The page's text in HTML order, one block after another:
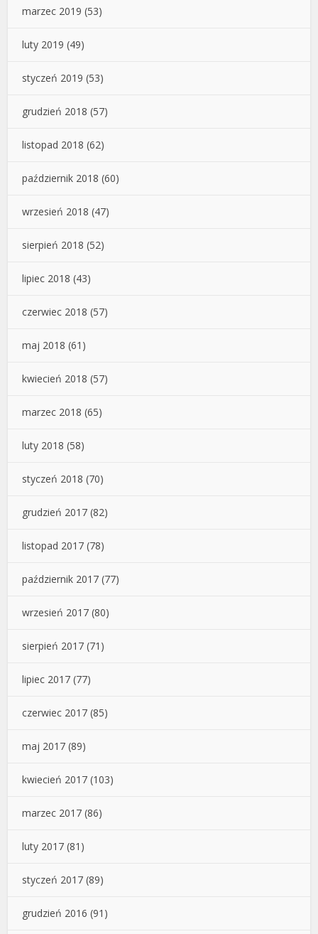
marzec 2019 (53)
luty 2019 (49)
styczeń 2019 (53)
grudzień 2018 (57)
listopad 2018 (62)
październik 2018 (60)
wrzesień 2018 (47)
sierpień 2018 (52)
lipiec 2018 (43)
czerwiec 2018 (57)
maj 2018 (61)
kwiecień 2018 (57)
marzec 2018 (65)
luty 2018 (58)
styczeń 2018 (70)
grudzień 2017 (82)
listopad 2017 (78)
październik 2017 (77)
wrzesień 2017 (80)
sierpień 2017 (71)
lipiec 2017 (77)
czerwiec 2017 (85)
maj 2017 (89)
kwiecień 2017 (103)
marzec 2017 (86)
luty 2017 (81)
styczeń 2017 (89)
grudzień 2016 (91)